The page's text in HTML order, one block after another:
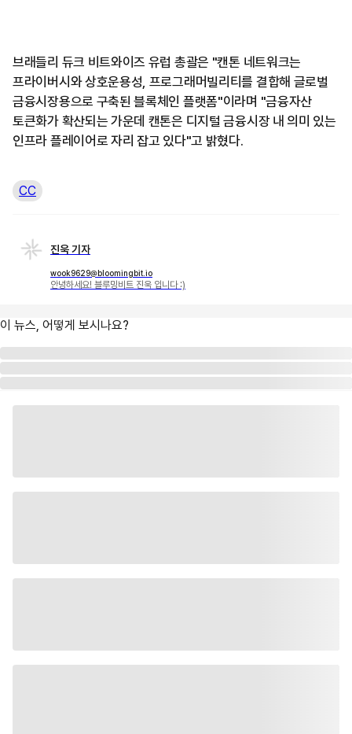
브래들리 듀크 비트와이즈 유럽 총괄은 "캔톤 네트워크는
프라이버시와 상호운용성, 프로그래머빌리티를 결합해 글로벌
금융시장용으로 구축된 블록체인 플랫폼"이라며 "금융자산
토큰화가 확산되는 가운데 캔톤은 디지털 금융시장 내 의미 있는
인프라 플레이어로 자리 잡고 있다"고 밝혔다.
CC
진욱 기자
wook9629@bloomingbit.io
안녕하세요! 블루밍비트 진욱 입니다 :)
이 뉴스, 어떻게 보시나요?